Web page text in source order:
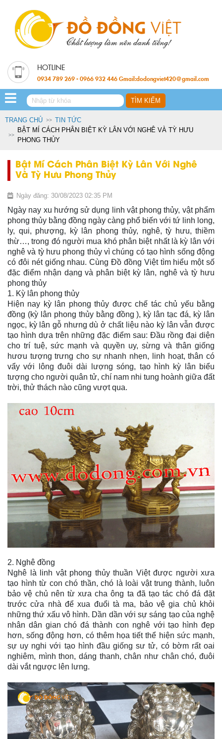
0934 789 269 - 0966 932 446 Gmail:dodongviet420@gmail.com
TRANG CHỦ
TIN TỨC
BẬT MÍ CÁCH PHÂN BIỆT KỲ LÂN VỚI NGHÊ VÀ TỲ HƯU
PHONG THỦY
Bật Mí Cách Phân Biệt Kỳ Lân Với Nghê
Và Tỳ Hưu Phong Thủy
Ngày đăng: 30/08/2023 02:35 PM
Ngày nay xu hướng sử dụng linh vật phong thủy, vật phẩm
phong thủy bằng đồng ngày càng phổ biến với tứ linh long,
ly, qui, phượng, kỳ lân phong thủy, nghê, tỳ hưu, thiềm
thừ…, trong đó người mua khó phân biệt nhất là kỳ lân với
nghê và tỳ hưu phong thủy vì chúng có tạo hình sống động
có đôi nét giống nhau. Cùng Đồ đồng Việt tìm hiểu một số
đặc điểm nhận dạng và phân biệt kỳ lân, nghê và tỳ hưu
phong thủy
1. Kỳ lân phong thủy
Hiện nay kỳ lân phong thủy được chế tác chủ yếu bằng
đồng (kỳ lân phong thủy bằng đồng ), kỳ lân tạc đá, kỳ lân
ngọc, kỳ lân gỗ nhưng dù ở chất liệu nào kỳ lân vẫn được
tạo hình dựa trên những đặc điểm sau: Đầu rồng đại diện
cho trí tuệ, sức mạnh và quyền uy, sừng và thân giống
hươu tượng trưng cho sự nhanh nhẹn, linh hoạt, thân có
vẩy với lông đuôi dài lượng sóng, tạo hình kỳ lân biểu
tượng cho người quân tử, chí nam nhi tung hoành giữa đất
trời, thử thách nào cũng vượt qua.
2. Nghê đồng
Nghê là linh vật phong thủy thuần Việt được người xưa
tạo hình từ con chó thần, chó là loài vật trung thành, luôn
bảo vệ chủ nên từ xưa cha ông ta đã tạo tác chó đá đặt
trước cửa nhà để xua đuổi tà ma, bảo vệ gia chủ khỏi
những thứ xấu vô hình. Dần dần với sự sáng tạo của nghệ
nhân dân gian chó đá thành con nghê với tạo hình đẹp
hơn, sống động hơn, có thêm họa tiết thể hiện sức mạnh,
sự uy nghi với tạo hình đầu giống sư tử, có bờm rất oai
nghiêm, mình thon, dáng thanh, chân như chân chó, đuôi
dài vắt ngược lên lưng.